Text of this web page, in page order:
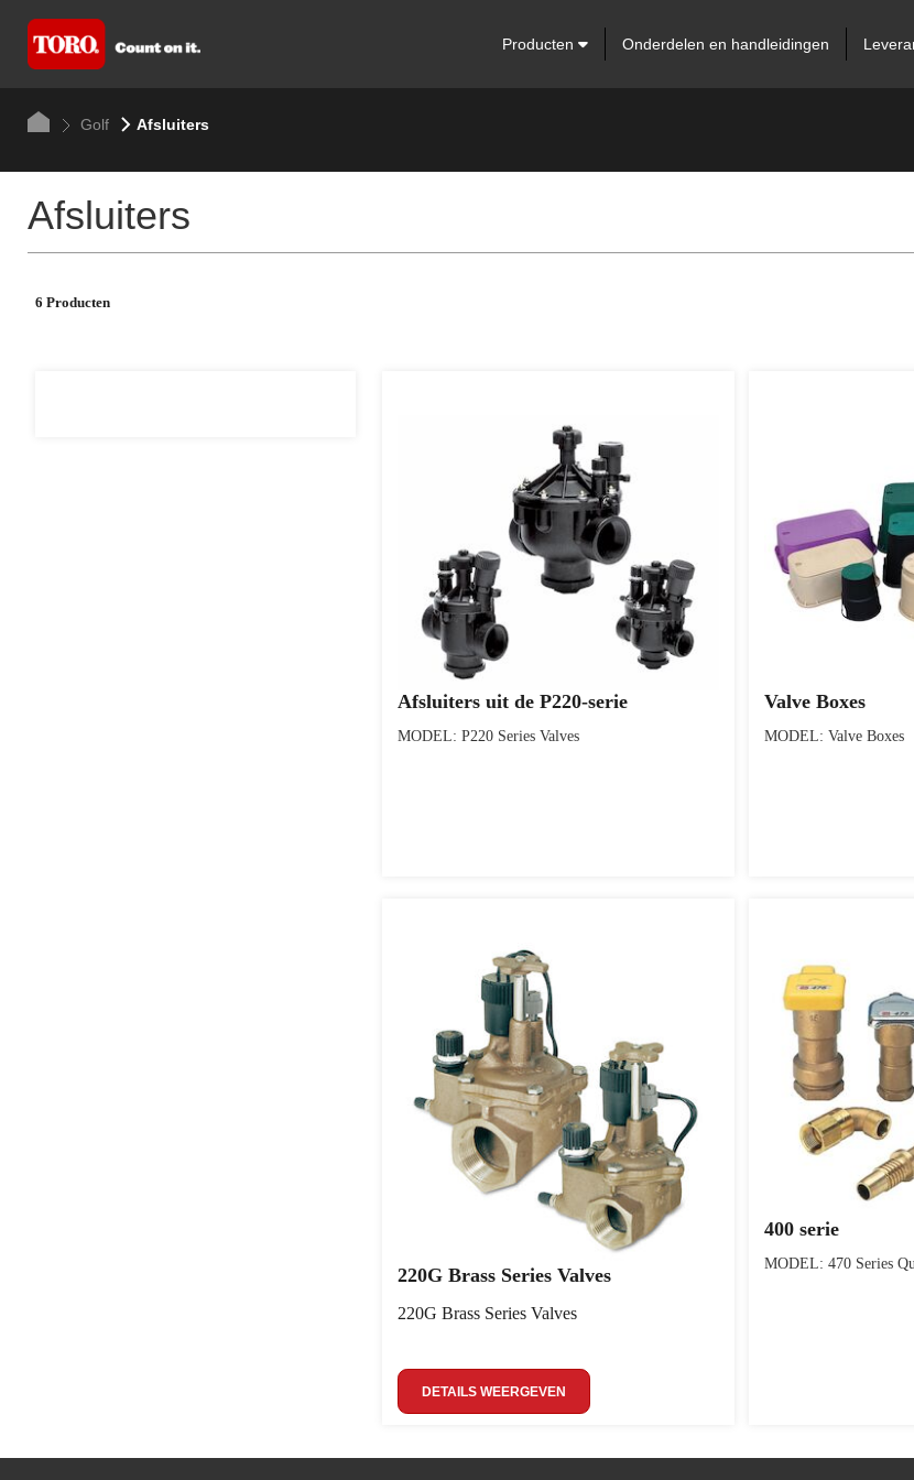
Producten Onderdelen en handleidingen
Golf Afsluiters
Afsluiters
6 Producten
Afsluiters uit de P220-serie
MODEL: P220 Series Valves
Valve Boxes
MODEL: Valve Boxes
220G Brass Series Valves
220G Brass Series Valves
DETAILS WEERGEVEN
400 serie
MODEL: 470 Series